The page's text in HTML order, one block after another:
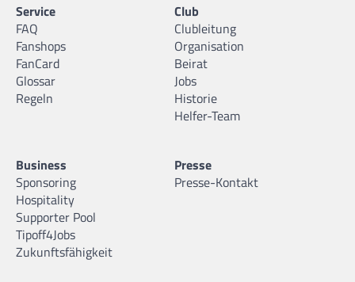
Service
FAQ
Fanshops
FanCard
Glossar
Regeln
Club
Clubleitung
Organisation
Beirat
Jobs
Historie
Helfer-Team
Business
Sponsoring
Hospitality
Supporter Pool
Tipoff4Jobs
Zukunftsfähigkeit
Presse
Presse-Kontakt